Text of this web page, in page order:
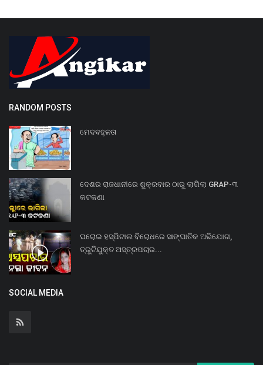
RANDOM POSTS
ମେଦବହୁଳତା
ଦେଶର ରାଜଧାନୀରେ ଶୁକ୍ରବାର ଠାରୁ ଲାଗିଲା GRAP-୩
କଟକଣା
ଘରୋଇ ହସ୍ପିଟାଲ ବିରୋଧରେ ସାଙ୍ଘାତିକ ଅଭିଯୋଗ,
ତ୍ରୁଟିଯୁକ୍ତ ଅସ୍ତ୍ରପଚାର...
SOCIAL MEDIA